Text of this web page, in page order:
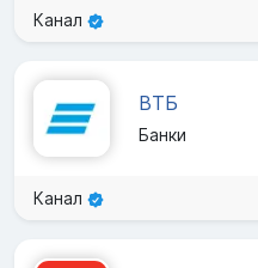
Канал
ВТБ
Банки
Канал